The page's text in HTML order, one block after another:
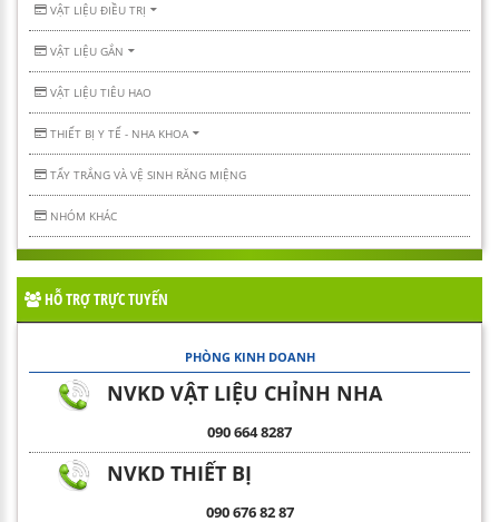
VẬT LIỆU ĐIỀU TRỊ
VẬT LIỆU GẮN
VẬT LIỆU TIÊU HAO
THIẾT BỊ Y TẾ - NHA KHOA
TẨY TRẮNG VÀ VỆ SINH RĂNG MIỆNG
NHÓM KHÁC
HỖ TRỢ TRỰC TUYẾN
PHÒNG KINH DOANH
NVKD VẬT LIỆU CHỈNH NHA
090 664 8287
NVKD THIẾT BỊ
090 676 82 87